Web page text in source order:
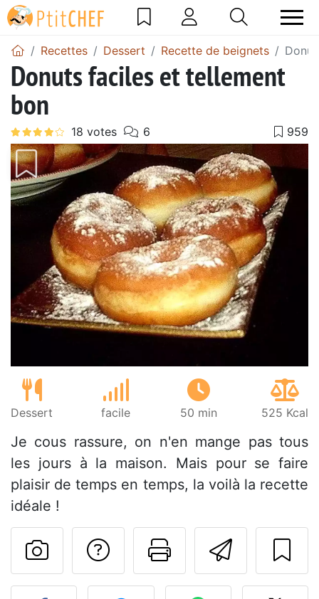
Recettes Dessert Recette de beignets
Donuts faciles et tellement
bon
Dessert facile 50 min 525 Kcal
Je cous rassure, on n'en mange pas tous
les jours à la maison. Mais pour se faire
plaisir de temps en temps, la voilà la recette
idéale !
Imprimer
Poser une
Publier votre photo de